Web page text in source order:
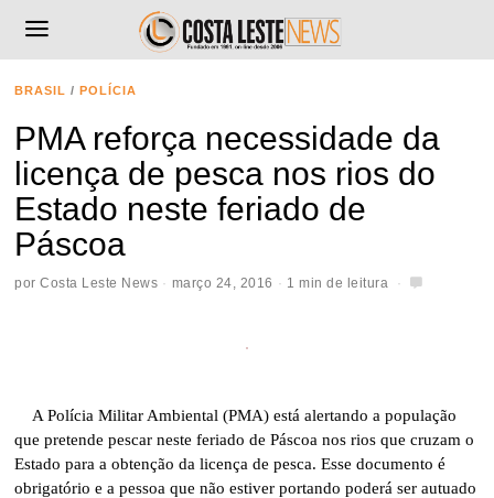
BRASIL / POLÍCIA
PMA reforça necessidade da
licença de pesca nos rios do
Estado neste feriado de
Páscoa
porCosta Leste News março 24, 2016 1 min de leitura
A Polícia Militar Ambiental (PMA) está alertando a população
que pretende pescar neste feriado de Páscoa nos rios que cruzam o
Estado para a obtenção da licença de pesca. Esse documento é
obrigatório e a pessoa que não estiver portando poderá ser autuado